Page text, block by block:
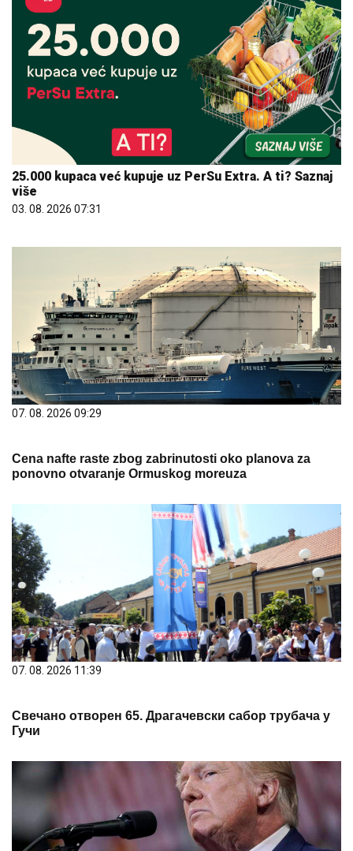
25.000 kupaca već kupuje uz PerSu Extra. A ti? Saznaj
više
03. 08. 2026 07:31
07. 08. 2026 09:29
Cena nafte raste zbog zabrinutosti oko planova za
ponovno otvaranje Ormuskog moreuza
07. 08. 2026 11:39
Свечано отворен 65. Драгачевски сабор трубача у
Гучи